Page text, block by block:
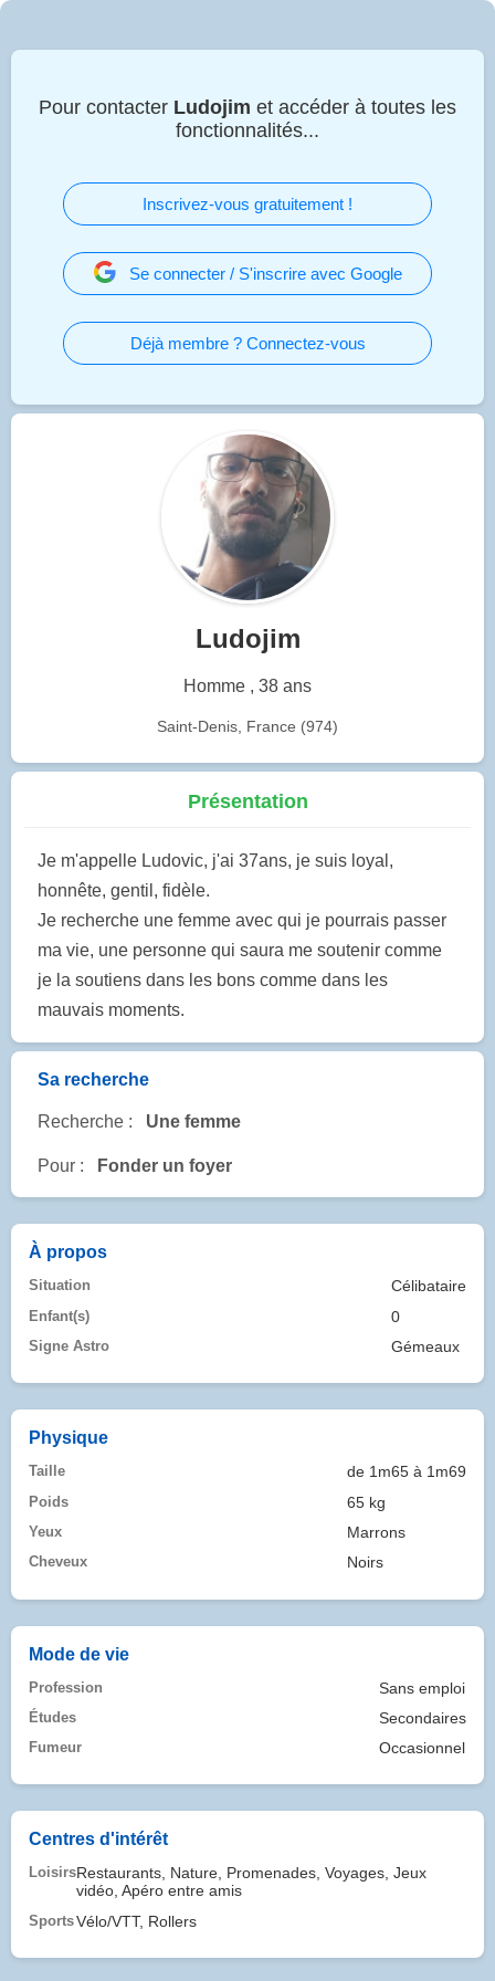
Pour contacter Ludojim et accéder à toutes les
fonctionnalités...
Inscrivez-vous gratuitement !
Se connecter / S'inscrire avec Google
Déjà membre ? Connectez-vous
Ludojim
Homme , 38 ans
Saint-Denis, France (974)
Présentation
Je m'appelle Ludovic, j'ai 37ans, je suis loyal,
honnête, gentil, fidèle.
Je recherche une femme avec qui je pourrais passer
ma vie, une personne qui saura me soutenir comme
je la soutiens dans les bons comme dans les
mauvais moments.
Sa recherche
Recherche : Une femme
Pour : Fonder un foyer
À propos
Situation Célibataire
Enfant(s) 0
Signe Astro Gémeaux
Physique
Taille de 1m65 à 1m69
Poids 65 kg
Yeux Marrons
Cheveux Noirs
Mode de vie
Profession Sans emploi
Études Secondaires
Fumeur Occasionnel
Centres d'intérêt
LoisirsRestaurants, Nature, Promenades, Voyages, Jeux
vidéo, Apéro entre amis
SportsVélo/VTT, Rollers